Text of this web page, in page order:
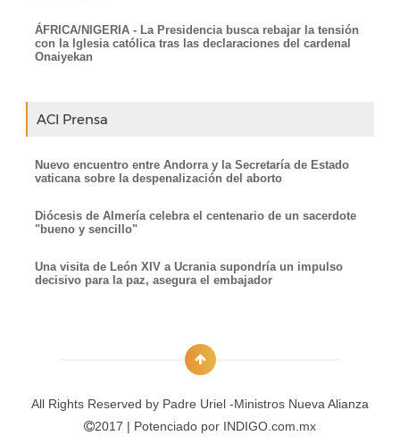
ÁFRICA/NIGERIA - La Presidencia busca rebajar la tensión
con la Iglesia católica tras las declaraciones del cardenal
Onaiyekan
ACI Prensa
Nuevo encuentro entre Andorra y la Secretaría de Estado
vaticana sobre la despenalización del aborto
Diócesis de Almería celebra el centenario de un sacerdote
"bueno y sencillo"
Una visita de León XIV a Ucrania supondría un impulso
decisivo para la paz, asegura el embajador
All Rights Reserved by Padre Uriel -Ministros Nueva Alianza
2017 | Potenciado por INDIGO.com.mx